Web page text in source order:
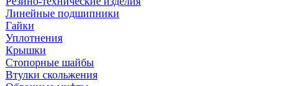
Линейные подшипники
Гайки
Уплотнения
Крышки
Стопорные шайбы
Втулки скольжения